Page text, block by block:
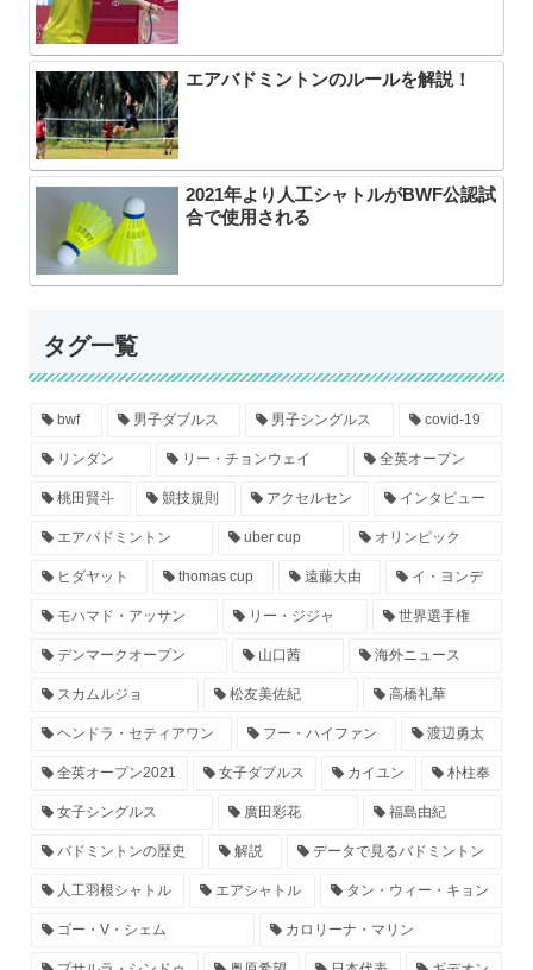
エアバドミントンのルールを解説！
2021年より人工シャトルがBWF公認試
合で使用される
タグ一覧
bwf 男子ダブルス 男子シングルス covid-19
リンダン リー・チョンウェイ 全英オープン
桃田賢斗 競技規則 アクセルセン インタビュー
エアバドミントン uber cup オリンピック
ヒダヤット thomas cup 遠藤大由 イ・ヨンデ
モハマド・アッサン リー・ジジャ 世界選手権
デンマークオープン 山口茜 海外ニュース
スカムルジョ 松友美佐紀 高橋礼華
ヘンドラ・セティアワン フー・ハイファン 渡辺勇太
全英オープン2021 女子ダブルス カイユン 朴柱奉
女子シングルス 廣田彩花 福島由紀
バドミントンの歴史 解説 データで見るバドミントン
人工羽根シャトル エアシャトル タン・ウィー・キョン
ゴー・V・シェム カロリーナ・マリン